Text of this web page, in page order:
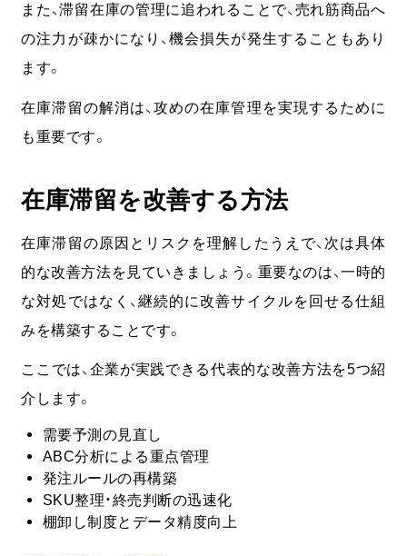
また、滞留在庫の管理に追われることで、売れ筋商品へ
の注力が疎かになり、機会損失が発生することもあり
ます。
在庫滞留の解消は、攻めの在庫管理を実現するために
も重要です。
在庫滞留を改善する方法
在庫滞留の原因とリスクを理解したうえで、次は具体
的な改善方法を見ていきましょう。 重要なのは、一時的
な対処ではなく、継続的に改善サイクルを回せる仕組
みを構築することです。
ここでは、企業が実践できる代表的な改善方法を5つ紹
介します。
需要予測の見直し
ABC分析による重点管理
発注ルールの再構築
SKU整理・終売判断の迅速化
棚卸し制度とデータ精度向上